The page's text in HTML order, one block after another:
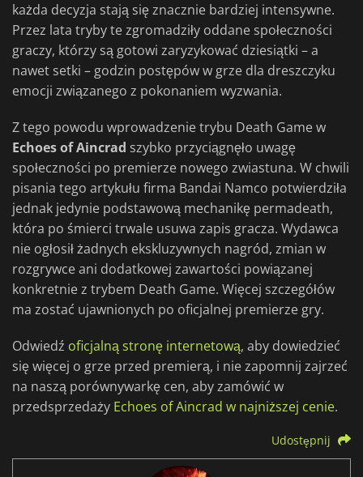
każda decyzja stają się znacznie bardziej intensywne.
Przez lata tryby te zgromadziły oddane społeczności
graczy, którzy są gotowi zaryzykować dziesiątki – a
nawet setki – godzin postępów w grze dla dreszczyku
emocji związanego z pokonaniem wyzwania.
Z tego powodu wprowadzenie trybu Death Game w
Echoes of Aincrad szybko przyciągnęło uwagę
społeczności po premierze nowego zwiastuna. W chwili
pisania tego artykułu firma Bandai Namco potwierdziła
jednak jedynie podstawową mechanikę permadeath,
która po śmierci trwale usuwa zapis gracza. Wydawca
nie ogłosił żadnych ekskluzywnych nagród, zmian w
rozgrywce ani dodatkowej zawartości powiązanej
konkretnie z trybem Death Game. Więcej szczegółów
ma zostać ujawnionych po oficjalnej premierze gry.
Odwiedź oficjalną stronę internetową, aby dowiedzieć
się więcej o grze przed premierą, i nie zapomnij zajrzeć
na naszą porównywarkę cen, aby zamówić w
przedsprzedaży Echoes of Aincrad w najniższej cenie.
Udostępnij